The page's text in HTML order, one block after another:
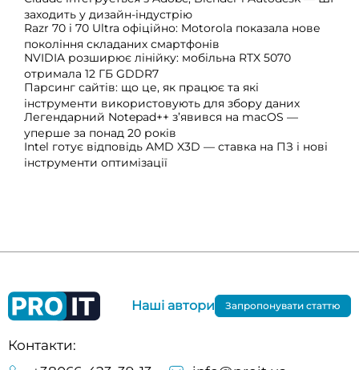
заходить у дизайн-індустрію
Razr 70 і 70 Ultra офіційно: Motorola показала нове
покоління складаних смартфонів
NVIDIA розширює лінійку: мобільна RTX 5070
отримала 12 ГБ GDDR7
Парсинг сайтів: що це, як працює та які
інструменти використовують для збору даних
Легендарний Notepad++ з’явився на macOS —
уперше за понад 20 років
Intel готує відповідь AMD X3D — ставка на ПЗ і нові
інструменти оптимізації
Контакти:
Наші автори Запропонувати статтю